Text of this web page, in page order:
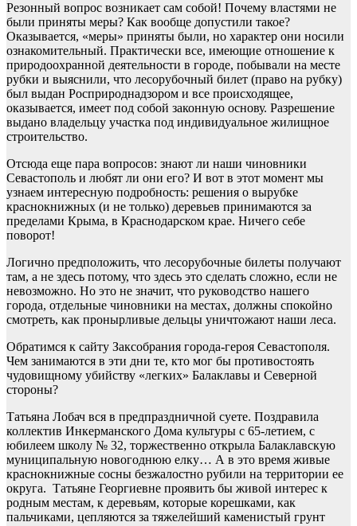
Резонный вопрос возникает сам собой! Почему властями не
были приняты меры? Как вообще допустили такое?
Оказывается, «меры» приняты были, но характер они носили
ознакомительный. Практически все, имеющие отношение к
природоохранной деятельности в городе, побывали на месте
рубки и выяснили, что лесорубочный билет (право на рубку)
был выдан Росприроднадзором и все происходящее,
оказывается, имеет под собой законную основу. Разрешение
выдано владельцу участка под индивидуальное жилищное
строительство.
Отсюда еще пара вопросов: знают ли наши чиновники
Севастополь и любят ли они его? И вот в этот момент мы
узнаем интересную подробность: решения о вырубке
краснокнижных (и не только) деревьев принимаются за
пределами Крыма, в Краснодарском крае. Ничего себе
поворот!
Логично предположить, что лесорубочные билеты получают
там, а не здесь потому, что здесь это сделать сложно, если не
невозможно. Но это не значит, что руководство нашего
города, отдельные чиновники на местах, должны спокойно
смотреть, как пронырливые дельцы уничтожают наши леса.
Обратимся к сайту Заксобрания города-героя Севастополя.
Чем занимаются в эти дни те, кто мог бы противостоять
чудовищному убийству «легких» Балаклавы и Северной
стороны?
Татьяна Лобач вся в предпраздничной суете. Поздравила
коллектив Инкерманского Дома культуры с 65-летием, с
юбилеем школу № 32, торжественно открыла Балаклавскую
муниципальную новогоднюю елку… А в это время живые
краснокнижные сосны безжалостно рубили на территории ее
округа. Татьяне Георгиевне проявить бы живой интерес к
родным местам, к деревьям, которые корешками, как
пальчиками, цепляются за тяжелейший каменистый грунт